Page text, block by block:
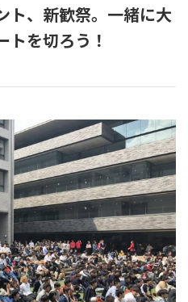
ト、新歓祭。一緒に大
トを切ろう！